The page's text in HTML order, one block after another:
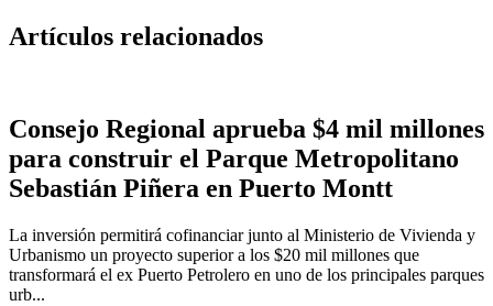
Artículos relacionados
Consejo Regional aprueba $4 mil millones
para construir el Parque Metropolitano
Sebastián Piñera en Puerto Montt
La inversión permitirá cofinanciar junto al Ministerio de Vivienda y
Urbanismo un proyecto superior a los $20 mil millones que
transformará el ex Puerto Petrolero en uno de los principales parques
urb...